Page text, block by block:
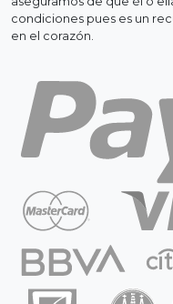
condiciones pues es un
en el corazón.